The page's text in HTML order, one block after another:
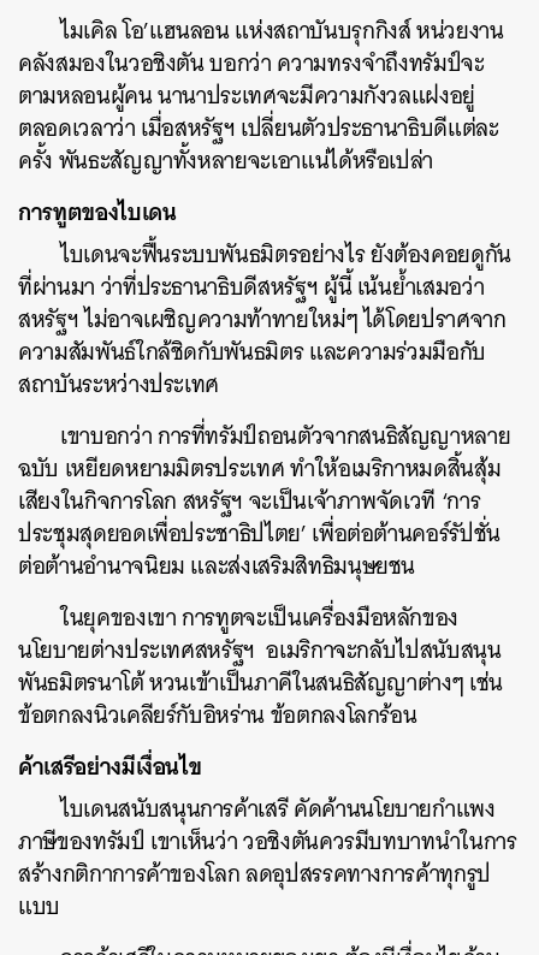
ไมเคิล โอ’แฮนลอน แห่งสถาบันบรุกกิงส์ หน่วยงาน
คลังสมองในวอชิงตัน บอกว่า ความทรงจำถึงทรัมป์จะ
ตามหลอนผู้คน นานาประเทศจะมีความกังวลแฝงอยู่
ตลอดเวลาว่า เมื่อสหรัฐฯ เปลี่ยนตัวประธานาธิบดีแต่ละ
ครั้ง พันธะสัญญาทั้งหลายจะเอาแน่ได้หรือเปล่า
การทูตของไบเดน
ไบเดนจะฟื้นระบบพันธมิตรอย่างไร ยังต้องคอยดูกัน
ที่ผ่านมา ว่าที่ประธานาธิบดีสหรัฐฯ ผู้นี้ เน้นย้ำเสมอว่า
สหรัฐฯ ไม่อาจเผชิญความท้าทายใหม่ๆ ได้โดยปราศจาก
ความสัมพันธ์ใกล้ชิดกับพันธมิตร และความร่วมมือกับ
สถาบันระหว่างประเทศ
เขาบอกว่า การที่ทรัมป์ถอนตัวจากสนธิสัญญาหลาย
ฉบับ เหยียดหยามมิตรประเทศ ทำให้อเมริกาหมดสิ้นสุ้ม
เสียงในกิจการโลก สหรัฐฯ จะเป็นเจ้าภาพจัดเวที ‘การ
ประชุมสุดยอดเพื่อประชาธิปไตย’ เพื่อต่อต้านคอร์รัปชั่น
ต่อต้านอำนาจนิยม และส่งเสริมสิทธิมนุษยชน
ในยุคของเขา การทูตจะเป็นเครื่องมือหลักของ
นโยบายต่างประเทศสหรัฐฯ อเมริกาจะกลับไปสนับสนุน
พันธมิตรนาโต้ หวนเข้าเป็นภาคีในสนธิสัญญาต่างๆ เช่น
ข้อตกลงนิวเคลียร์กับอิหร่าน ข้อตกลงโลกร้อน
ค้าเสรีอย่างมีเงื่อนไข
ไบเดนสนับสนุนการค้าเสรี คัดค้านนโยบายกำแพง
ภาษีของทรัมป์ เขาเห็นว่า วอชิงตันควรมีบทบาทนำในการ
สร้างกติกาการค้าของโลก ลดอุปสรรคทางการค้าทุกรูป
แบบ